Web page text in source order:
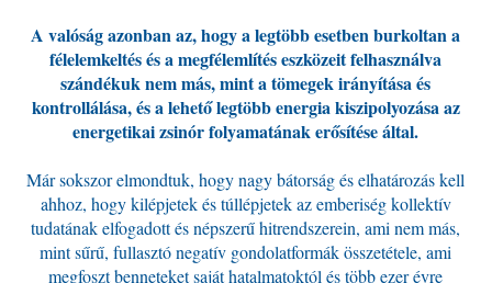
A valóság azonban az, hogy a legtöbb esetben burkoltan a
félelemkeltés és a megfélemlítés eszközeit felhasználva
szándékuk nem más, mint a tömegek irányítása és
kontrollálása, és a lehető legtöbb energia kiszipolyozása az
energetikai zsinór folyamatának erősítése által.
Már sokszor elmondtuk, hogy nagy bátorság és elhatározás kell
ahhoz, hogy kilépjetek és túllépjetek az emberiség kollektív
tudatának elfogadott és népszerű hitrendszerein, ami nem más,
mint sűrű, fullasztó negatív gondolatformák összetétele, ami
megfoszt benneteket saját hatalmatoktól és több ezer évre